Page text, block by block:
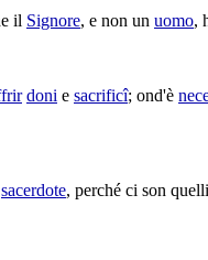
il Signore, e non un uomo,
doni e sacrificî; ond'è
sacerdote, perché ci son